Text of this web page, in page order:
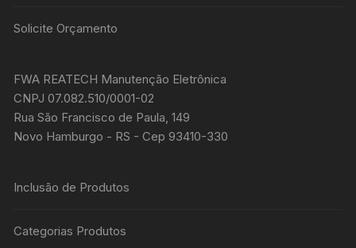
Solicite Orçamento
FWA REATECH Manutenção Eletrônica
CNPJ 07.082.510/0001-02
Rua São Francisco de Paula, 149
Novo Hamburgo - RS - Cep 93410-330
Inclusão de Produtos
Categorias Produtos